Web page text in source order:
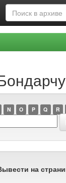
N O P Q R
на